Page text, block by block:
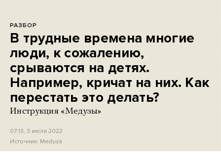
РАЗБОР
В трудные времена многие
люди, к сожалению,
срываются на детях.
Например, кричат на них. Как
перестать это делать?
Инструкция «Медузы»
07:13, 3 июля 2022
Источник: Meduza